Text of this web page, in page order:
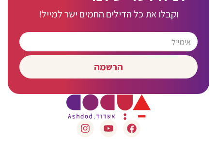
וקבלו את כל הדילים החמים ישר למייל!
הרשמה